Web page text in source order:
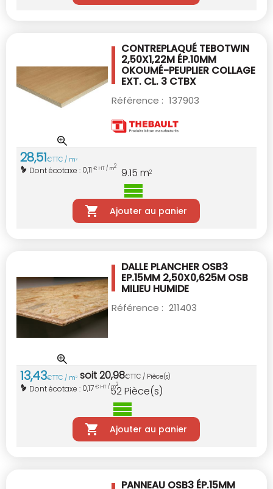
CONTREPLAQUÉ TEBOTWIN
2,50X1,22M ÉP.10MM
OKOUMÉ-PEUPLIER COLLAGE
EXT. CL. 3 CTBX
Référence : 137903
28,51€TTC / m2
Dont écotaxe : 0,11 € HT / m2 9.15 m2
Ajouter au panier
DALLE PLANCHER OSB3
EP.15MM 2,50X0,625M OSB
MILIEU HUMIDE
Référence : 211403
13,43€TTC / m2 soit20,98€TTC / Pièce(s)
Dont écotaxe : 0,17€ HT / m2
52Pièce(s)
Ajouter au panier
PANNEAU OSB3 ÉP.15MM